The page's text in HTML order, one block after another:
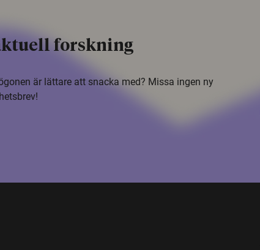
forskning
är lättare att snacka med? Missa ingen ny